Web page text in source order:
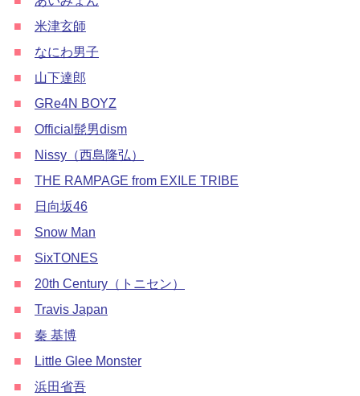
■
米津玄師
■
なにわ男子
■
山下達郎
■
GRe4N BOYZ
■
Official髭男dism
■
Nissy（西島隆弘）
■
THE RAMPAGE from EXILE TRIBE
■
日向坂46
■
Snow Man
■
SixTONES
■
20th Century（トニセン）
■
Travis Japan
■
秦 基博
■
Little Glee Monster
■
浜田省吾